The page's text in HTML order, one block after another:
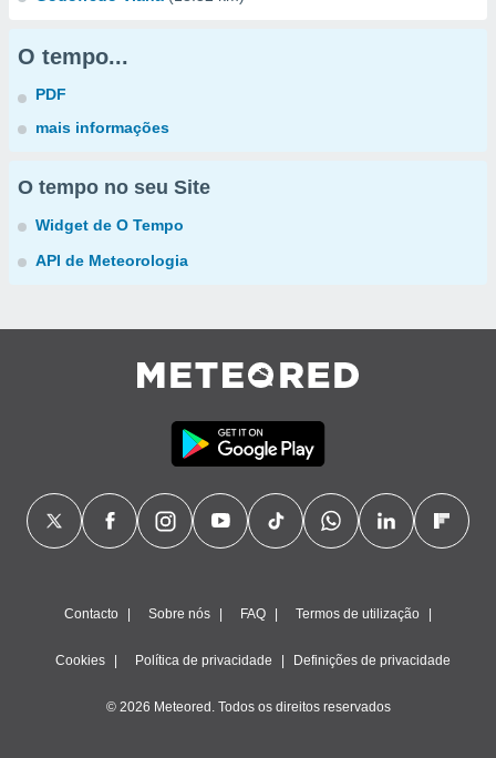
O tempo...
PDF
mais informações
O tempo no seu Site
Widget de O Tempo
API de Meteorologia
Contacto Sobre nós FAQ Termos de utilização
Cookies Política de privacidade Definições de privacidade
© 2026 Meteored. Todos os direitos reservados